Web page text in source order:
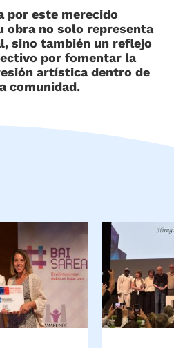
por este merecido
obra no solo representa
sino también un reflejo
por fomentar la
artística dentro de
comunidad.